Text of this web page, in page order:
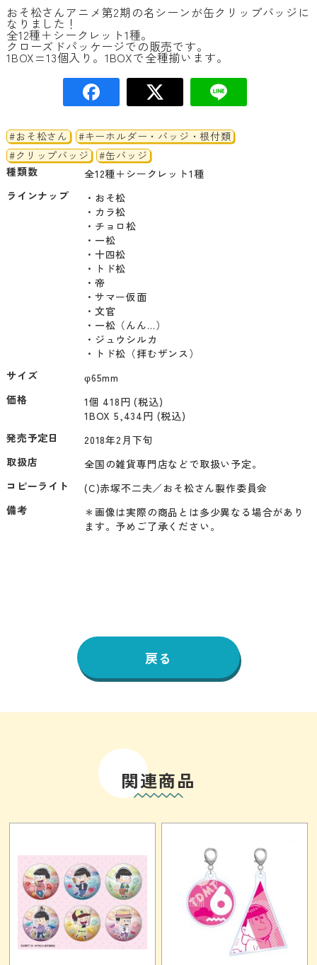
おそ松さんアニメ第2期の名シーンが缶クリップバッジに
なりました！
全12種＋シークレット1種。
クローズドパッケージでの販売です。
1BOX=13個入り。1BOXで全種揃います。
#おそ松さん
#キーホルダー・バッジ・根付類
#クリップバッジ
#缶バッジ
種類数
全12種＋シークレット1種
ラインナップ
・おそ松
・カラ松
・チョロ松
・一松
・十四松
・トド松
・帝
・サマー仮面
・文官
・一松（んん…）
・ジュウシルカ
・トド松（拝むザンス）
サイズ
φ65mm
価格
1個 418円 (税込)
1BOX 5,434円 (税込)
発売予定日
2018年2月下旬
取扱店
全国の雑貨専門店などで取扱い予定。
コピーライト
(C)赤塚不二夫／おそ松さん製作委員会
備考
＊画像は実際の商品とは多少異なる場合があり
戻る
関連商品